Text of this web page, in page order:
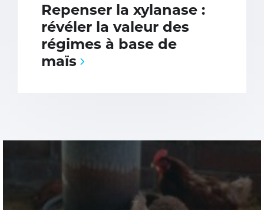
Repenser la xylanase :
révéler la valeur des
régimes à base de
maïs